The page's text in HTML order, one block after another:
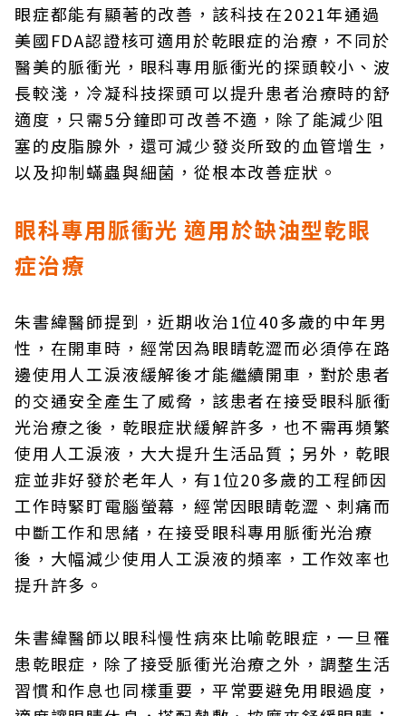
眼症都能有顯著的改善，該科技在2021年通過
美國FDA認證核可適用於乾眼症的治療，不同於
醫美的脈衝光，眼科專用脈衝光的探頭較小、波
長較淺，冷凝科技探頭可以提升患者治療時的舒
適度，只需5分鐘即可改善不適，除了能減少阻
塞的皮脂腺外，還可減少發炎所致的血管增生，
以及抑制蟎蟲與細菌，從根本改善症狀。
眼科專用脈衝光 適用於缺油型乾眼
症治療
朱書緯醫師提到，近期收治1位40多歲的中年男
性，在開車時，經常因為眼睛乾澀而必須停在路
邊使用人工淚液緩解後才能繼續開車，對於患者
的交通安全產生了威脅，該患者在接受眼科脈衝
光治療之後，乾眼症狀緩解許多，也不需再頻繁
使用人工淚液，大大提升生活品質；另外，乾眼
症並非好發於老年人，有1位20多歲的工程師因
工作時緊盯電腦螢幕，經常因眼睛乾澀、刺痛而
中斷工作和思緒，在接受眼科專用脈衝光治療
後，大幅減少使用人工淚液的頻率，工作效率也
提升許多。
朱書緯醫師以眼科慢性病來比喻乾眼症，一旦罹
患乾眼症，除了接受脈衝光治療之外，調整生活
習慣和作息也同樣重要，平常要避免用眼過度，